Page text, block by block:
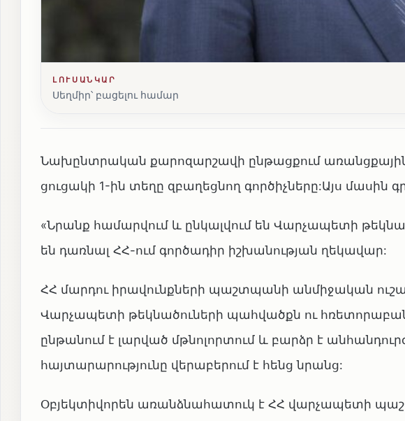
ԼՈՒՍԱՆԿԱՐ
Սեղմիր՝ բացելու համար
Նախընտրական քարոզարշավի ընթացքում առանցքային
ցուցակի 1-ին տեղը զբաղեցնող գործիչները:Այս մասին
«Նրանք համարվում և ընկալվում են Վարչապետի
են դառնալ ՀՀ-ում գործադիր իշխանության ղեկավար:
ՀՀ մարդու իրավունքների պաշտպանի անմիջական
Վարչապետի թեկնածուների պահվածքն ու
ընթանում է լարված մթնոլորտում և բարձր է
հայտարարությունը վերաբերում է հենց նրանց:
Օբյեկտիվորեն առանձնահատուկ է ՀՀ վարչապետի